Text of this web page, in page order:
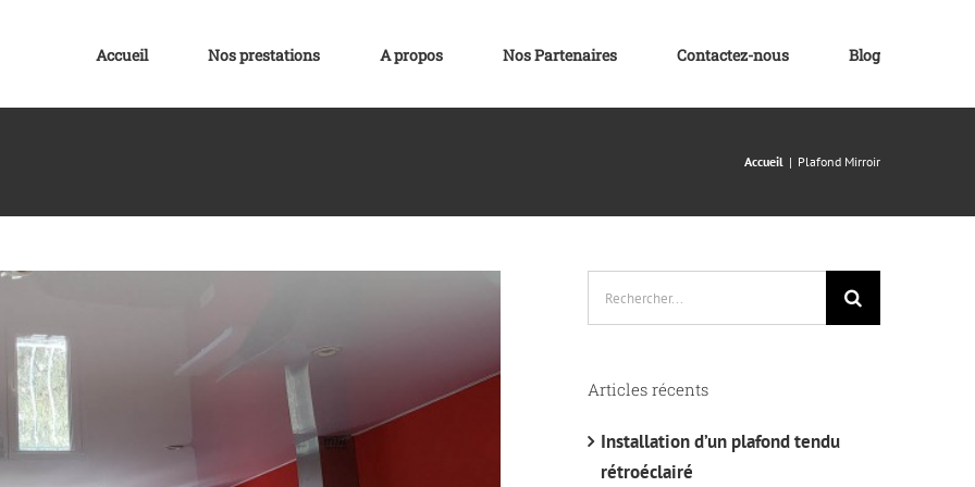
Accueil Nos prestations A propos Nos Partenaires Contactez-nous Blog
Accueil Plafond Mirroir
Articles récents
Installation d’un plafond tendu
rétroéclairé